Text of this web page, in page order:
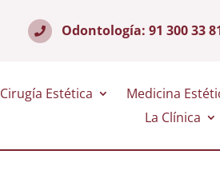
Odontología: 91 300 33
Cirugía Estética Medicina
La Clínica